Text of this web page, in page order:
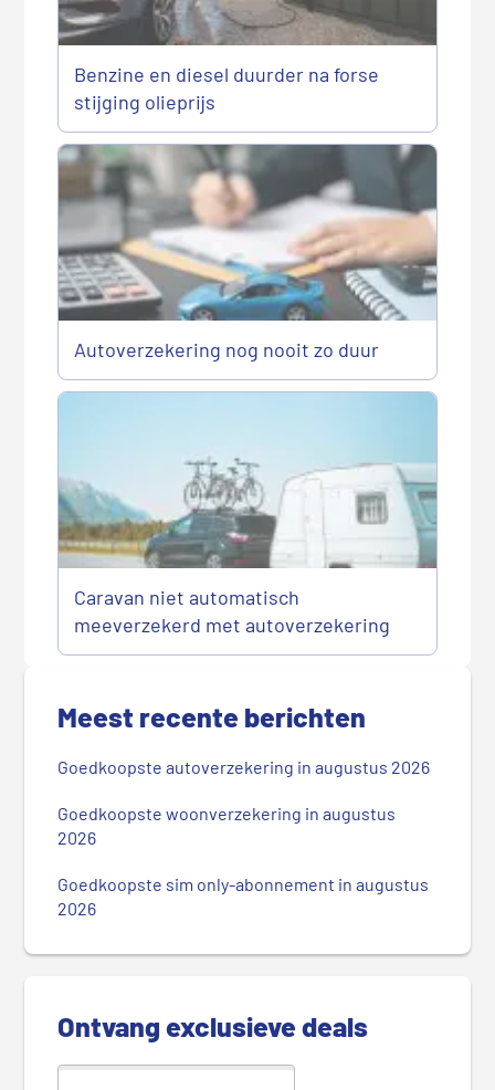
Benzine en diesel duurder na forse
stijging olieprijs
Autoverzekering nog nooit zo duur
Caravan niet automatisch
meeverzekerd met autoverzekering
d
Meest recente berichten
Goedkoopste autoverzekering in augustus 2026
Goedkoopste woonverzekering in augustus
2026
Goedkoopste sim only-abonnement in augustus
2026
Ontvang exclusieve deals